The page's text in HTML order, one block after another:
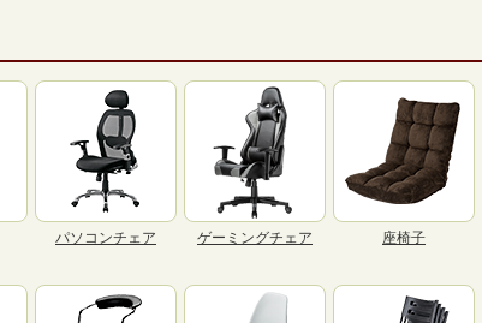
パソコンチェア ゲーミングチェア 座椅子